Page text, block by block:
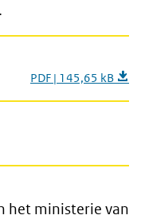
PDF | 145,65 kB
het ministerie van